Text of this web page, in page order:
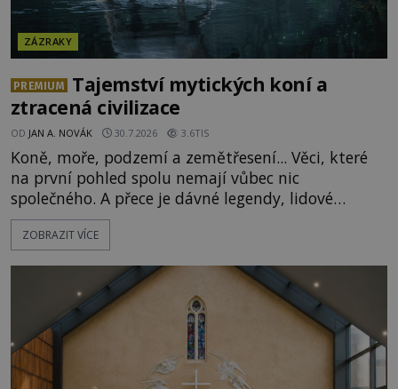
ZÁZRAKY
PREMIUM
Tajemství mytických koní a
ztracená civilizace
OD JAN A. NOVÁK 30.7.2026 3.6TIS
Koně, moře, podzemí a zemětřesení... Věci, které
na první pohled spolu nemají vůbec nic
společného. A přece je dávné legendy, lidové
pohádky i podvědomí psychicky nemocných lidí
podivným způsobem vzájemně propojují. Je
tajemství pocházející ze samých počátků lidské
civilizace? Nebo dokonce z temných vod minulosti
ještě mnohem hlubších? [g
ZOBRAZIT VÍCE